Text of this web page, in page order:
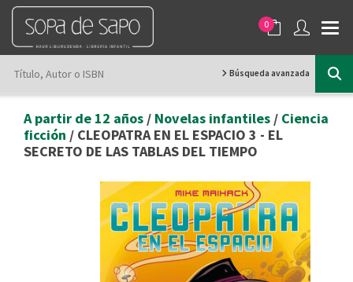
0
Búsqueda avanzada
A partir de 12 años / Novelas infantiles / Ciencia
ficción / CLEOPATRA EN EL ESPACIO 3 - EL
SECRETO DE LAS TABLAS DEL TIEMPO